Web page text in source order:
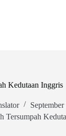
Kedutaan Inggris
Tersumpah